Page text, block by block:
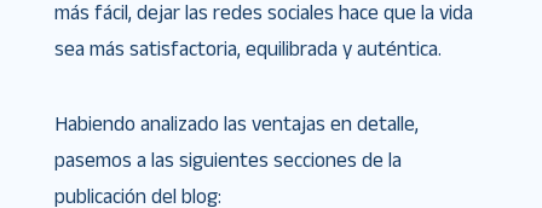
más fácil, dejar las redes sociales hace que la vida
sea más satisfactoria, equilibrada y auténtica.
Habiendo analizado las ventajas en detalle,
pasemos a las siguientes secciones de la
publicación del blog: